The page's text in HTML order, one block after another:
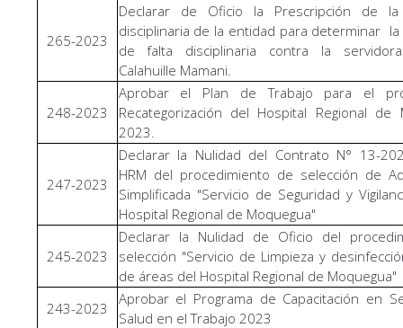
265-2023
Declarar de Oficio la Prescripción de la
disciplinaria de la entidad para determinar la
de falta disciplinaria contra la
Calahuille Mamani.
248-2023
Aprobar el Plan de Trabajo para el
Recategorización del Hospital Regional de
2023.
247-2023
Declarar la Nulidad del Contrato N° 13-
HRM del procedimiento de selección de
Simplificada "Servicio de Seguridad y
Hospital Regional de Moquegua"
245-2023
Declarar la Nulidad de Oficio del
selección "Servicio de Limpieza y
de áreas del Hospital Regional de Moquegua"
243-2023
Aprobar el Programa de Capacitación en
Salud en el Trabajo 2023